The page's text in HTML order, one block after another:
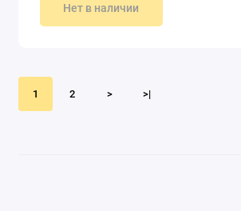
Нет в наличии
1 2 > >|